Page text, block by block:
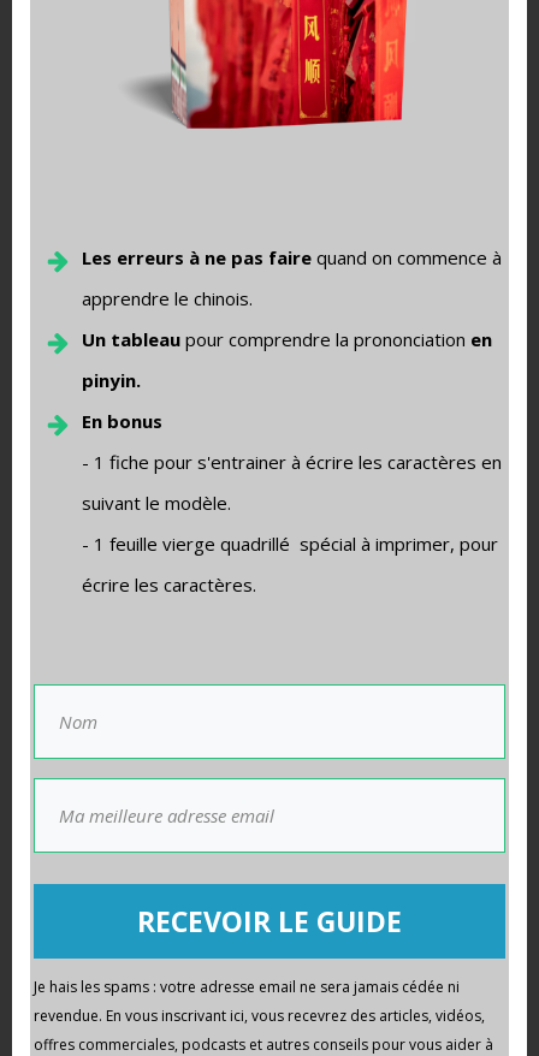
: Le chiffrezérose dit « líng » et s’écrit 零, mais il
est aussi très courant de le représente par un « O » avec
cette forme plutôt qu’un « 0″.
Il n’a pas de forme complexe ni de représentation avec les
Merci d'avoir lu cet
article
En complément, vous êtes libre de recevoir
gratuitement mon guide numérique
"Chinois, Livret Du Débutant", comment et
par où commencer, qui partage
Les erreurs à ne pas faire quand on commence à
apprendre le chinois.
Un tableau pour comprendre la prononciation en
pinyin.
En bonus
- 1 fiche pour s'entrainer à écrire les caractères en
suivant le modèle.
- 1 feuille vierge quadrillé spécial à imprimer, pour
écrire les caractères.
RECEVOIR LE GUIDE
Je hais les spams : votre adresse email ne sera jamais cédée ni
revendue. En vous inscrivant ici, vous recevrez des articles, vidéos,
offres commerciales, podcasts et autres conseils pour vous aider à